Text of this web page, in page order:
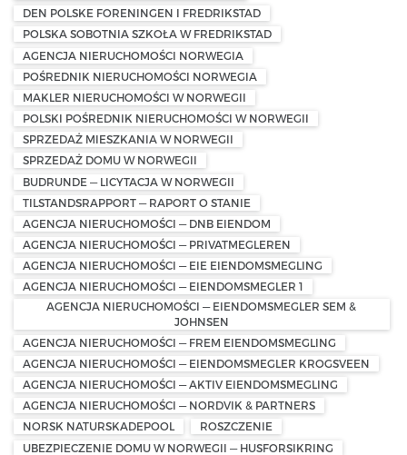
DEN POLSKE FORENINGEN I FREDRIKSTAD
POLSKA SOBOTNIA SZKOŁA W FREDRIKSTAD
AGENCJA NIERUCHOMOŚCI NORWEGIA
POŚREDNIK NIERUCHOMOŚCI NORWEGIA
MAKLER NIERUCHOMOŚCI W NORWEGII
POLSKI POŚREDNIK NIERUCHOMOŚCI W NORWEGII
SPRZEDAŻ MIESZKANIA W NORWEGII
SPRZEDAŻ DOMU W NORWEGII
BUDRUNDE — LICYTACJA W NORWEGII
TILSTANDSRAPPORT — RAPORT O STANIE
AGENCJA NIERUCHOMOŚCI — DNB EIENDOM
AGENCJA NIERUCHOMOŚCI — PRIVATMEGLEREN
AGENCJA NIERUCHOMOŚCI — EIE EIENDOMSMEGLING
AGENCJA NIERUCHOMOŚCI — EIENDOMSMEGLER 1
AGENCJA NIERUCHOMOŚCI — EIENDOMSMEGLER SEM &
JOHNSEN
AGENCJA NIERUCHOMOŚCI — FREM EIENDOMSMEGLING
AGENCJA NIERUCHOMOŚCI — EIENDOMSMEGLER KROGSVEEN
AGENCJA NIERUCHOMOŚCI — AKTIV EIENDOMSMEGLING
AGENCJA NIERUCHOMOŚCI — NORDVIK & PARTNERS
NORSK NATURSKADEPOOL
ROSZCZENIE
UBEZPIECZENIE DOMU W NORWEGII — HUSFORSIKRING